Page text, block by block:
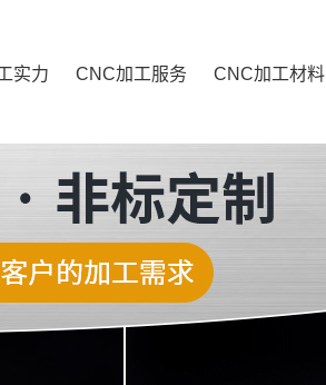
实力 CNC加工服务 CNC加工材料